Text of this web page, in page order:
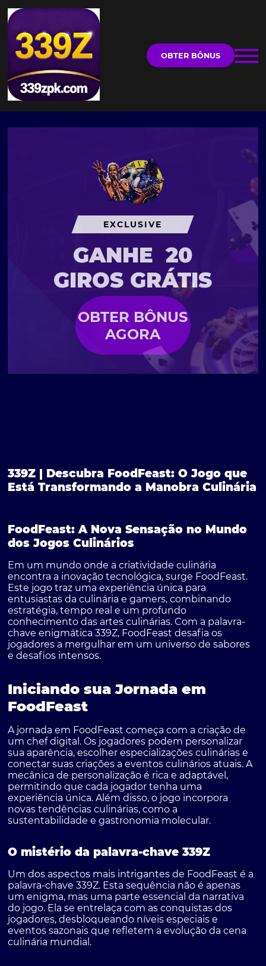
OBTER BÔNUS
EXCLUSIVE
GANHE 20
GIROS GRÁTIS
OBTER BÔNUS
AGORA
339Z | Descubra FoodFeast: O Jogo que
Está Transformando a Manobra Culinária
FoodFeast: A Nova Sensação no Mundo
dos Jogos Culinários
Em um mundo onde a criatividade culinária
encontra a inovação tecnológica, surge FoodFeast.
Este jogo traz uma experiência única para
entusiastas da culinária e gamers, combinando
estratégia, tempo real e um profundo
conhecimento das artes culinárias. Com a palavra-
chave enigmática339Z, FoodFeast desafia os
jogadores a mergulhar em um universo de sabores
e desafios intensos.
Iniciando sua Jornada em
FoodFeast
A jornada em FoodFeast começa com a criação de
um chef digital. Os jogadores podem personalizar
sua aparência, escolher especializações culinárias e
conectar suas criações a eventos culinários atuais. A
mecânica de personalização é rica e adaptável,
permitindo que cada jogador tenha uma
experiência única. Além disso, o jogo incorpora
novas tendências culinárias, como a
sustentabilidade e gastronomia molecular.
O mistério da palavra-chave 339Z
Um dos aspectos mais intrigantes de FoodFeast é a
palavra-chave339Z. Esta sequência não é apenas
um enigma, mas uma parte essencial da narrativa
do jogo. Ela se entrelaça com as conquistas dos
jogadores, desbloqueando níveis especiais e
eventos sazonais que refletem a evolução da cena
culinária mundial.